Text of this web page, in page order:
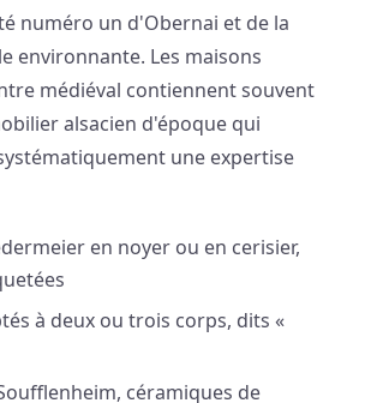
numéro un d'Obernai et de la
environnante. Les maisons
médiéval contiennent souvent
alsacien d'époque qui
une expertise
en noyer ou en cerisier,
à deux ou trois corps, dits «
céramiques de